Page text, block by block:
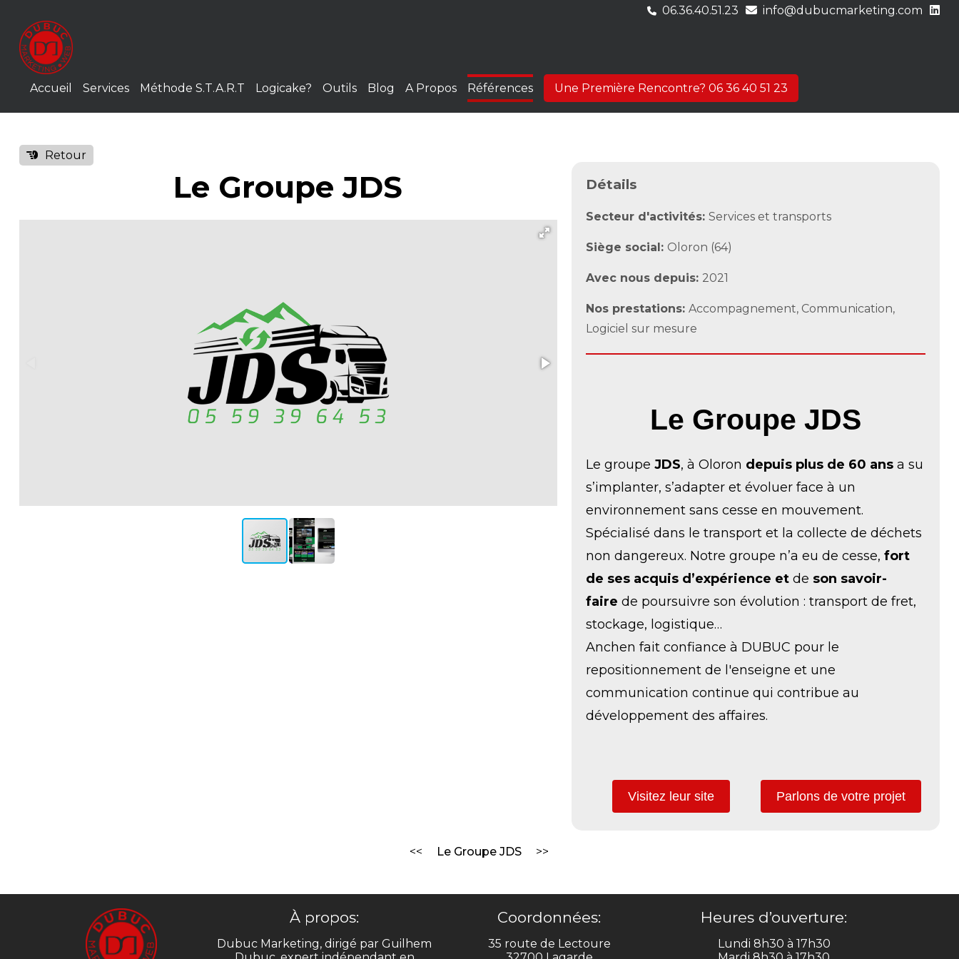
06.36.40.51.23 info@dubucmarketing.com
Accueil Services Méthode S.T.A.R.T Logicake? Outils Blog A Propos Références Une Première Rencontre? 06 36 40 51 23
Retour
Le Groupe JDS Détails
Secteur d'activités:Services et transports
Siège social: Oloron (64)
Avec nous depuis: 2021
Nos prestations:Accompagnement, Communication,
Logiciel sur mesure
Le Groupe JDS
Le groupeJDS, à Oloron depuis plus de 60 ansa su
s’implanter, s’adapter et évoluer face à un
environnement sans cesse en mouvement.
Spécialisé dans le transport et la collecte de déchets
non dangereux. Notre groupe n’a eu de cesse,fort
de ses acquis d’expérience et de son savoir-
fairede poursuivre son évolution : transport de fret,
stockage, logistique…
Anchen fait confiance à DUBUC pour le
repositionnement de l'enseigne et une
communication continue qui contribue au
développement des affaires.
Visitez leur site Parlons de votre projet
Le Groupe JDS
À propos:
Dubuc Marketing, dirigé par Guilhem
Coordonnées:
35 route de Lectoure
Heures d’ouverture:
Lundi 8h30 à 17h30